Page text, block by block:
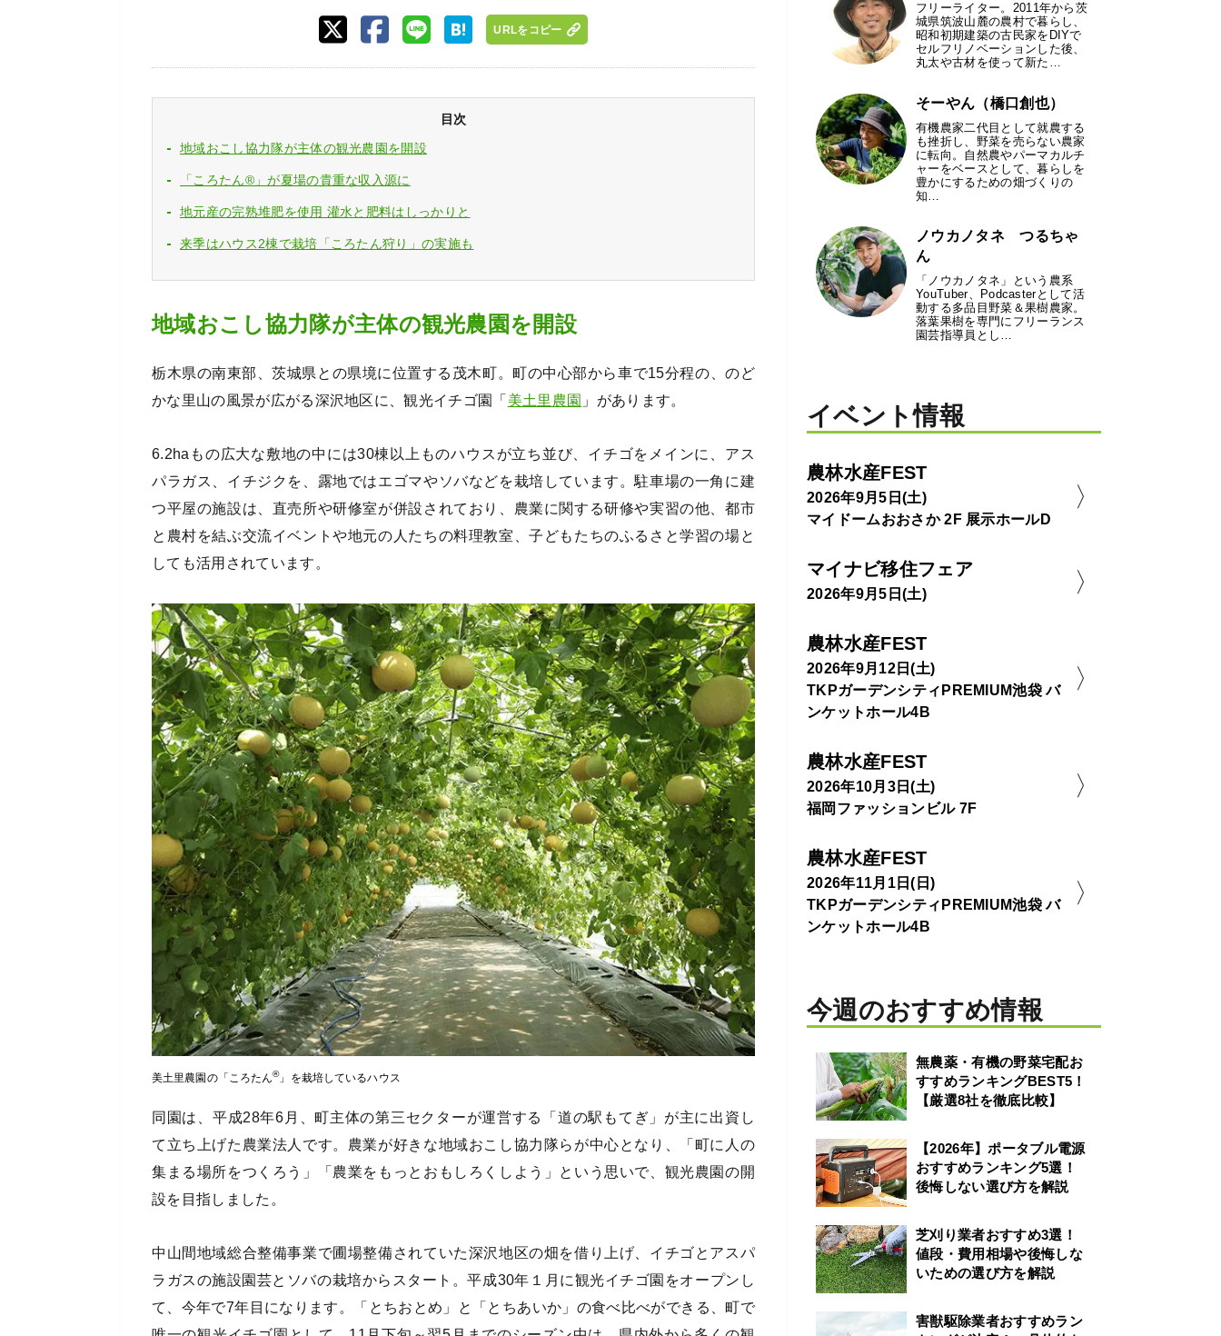
URLをコピー
目次
地域おこし協力隊が主体の観光農園を開設
「ころたん®」が夏場の貴重な収入源に
地元産の完熟堆肥を使用 灌水と肥料はしっかりと
来季はハウス2棟で栽培「ころたん狩り」の実施も
地域おこし協力隊が主体の観光農園を開設
栃木県の南東部、茨城県との県境に位置する茂木町。町の中心部から車で15分程の、のど
かな里山の風景が広がる深沢地区に、観光イチゴ園「 美土里農園 」があります。
6.2haもの広大な敷地の中には30棟以上ものハウスが立ち並び、イチゴをメインに、アス
パラガス、イチジクを、露地ではエゴマやソバなどを栽培しています。駐車場の一角に建
つ平屋の施設は、直売所や研修室が併設されており、農業に関する研修や実習の他、都市
と農村を結ぶ交流イベントや地元の人たちの料理教室、子どもたちのふるさと学習の場と
しても活用されています。
美土里農園の「ころたん®」を栽培しているハウス
同園は、平成28年6月、町主体の第三セクターが運営する「道の駅もてぎ」が主に出資し
て立ち上げた農業法人です。農業が好きな地域おこし協力隊らが中心となり、「町に人の
集まる場所をつくろう」「農業をもっとおもしろくしよう」という思いで、観光農園の開
設を目指しました。
中山間地域総合整備事業で圃場整備されていた深沢地区の畑を借り上げ、イチゴとアスパ
ラガスの施設園芸とソバの栽培からスタート。平成30年１月に観光イチゴ園をオープンし
て、今年で7年目になります。「とちおとめ」と「とちあいか」の食べ比べができる、町で
フリーライター。2011年から茨
城県筑波山麓の農村で暮らし、
昭和初期建築の古民家をDIYで
セルフリノベーションした後、
丸太や古材を使って新た…
そーやん（橋口創也）
有機農家二代目として就農する
も挫折し、野菜を売らない農家
に転向。自然農やパーマカルチ
ャーをベースとして、暮らしを
豊かにするための畑づくりの
知…
ノウカノタネ つるちゃ
ん
「ノウカノタネ」という農系
YouTuber、Podcasterとして活
動する多品目野菜＆果樹農家。
落葉果樹を専門にフリーランス
園芸指導員とし…
イベント情報
農林水産FEST
2026年9月5日(土)
マイドームおおさか 2F 展示ホールD
マイナビ移住フェア
2026年9月5日(土)
農林水産FEST
2026年9月12日(土)
TKPガーデンシティPREMIUM池袋 バ
ンケットホール4B
農林水産FEST
2026年10月3日(土)
福岡ファッションビル 7F
農林水産FEST
2026年11月1日(日)
TKPガーデンシティPREMIUM池袋 バ
ンケットホール4B
今週のおすすめ情報
無農薬・有機の野菜宅配お
すすめランキングBEST5！
【厳選8社を徹底比較】
【2026年】ポータブル電源
おすすめランキング5選！
後悔しない選び方を解説
芝刈り業者おすすめ3選！
値段・費用相場や後悔しな
いための選び方を解説
害獣駆除業者おすすめラン